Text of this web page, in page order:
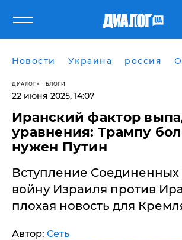
Новости Украина россия
ДИАЛОГ БЛОГИ
22 июня 2025, 14:07
​Иранский фактор
уравнения: Трампу
нужен Путин
Вступление Соединенных
войну Израиля против
плохая новость для
Автор: Сеть